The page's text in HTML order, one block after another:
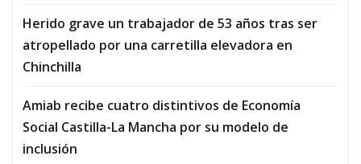
Herido grave un trabajador de 53 años tras ser
atropellado por una carretilla elevadora en
Chinchilla
Amiab recibe cuatro distintivos de Economía
Social Castilla-La Mancha por su modelo de
inclusión